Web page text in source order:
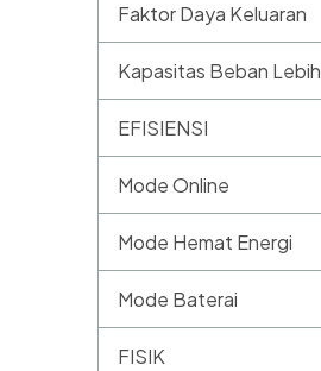
Faktor Daya Keluaran
Kapasitas Beban Lebih
EFISIENSI
Mode Online
Mode Hemat Energi
Mode Baterai
FISIK